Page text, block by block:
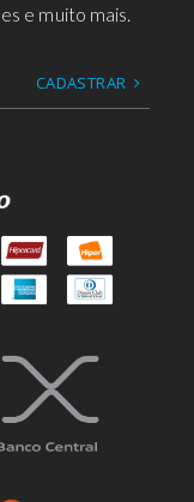
e muito mais.
CADASTRAR